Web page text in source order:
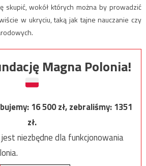
skupić, wokół których można by prowadzić
w ukryciu, taką jak tajne nauczanie czy
Magna Polonia!
16 500zł, zebraliśmy:1351
zł.
niezbędne dla funkcjonowania